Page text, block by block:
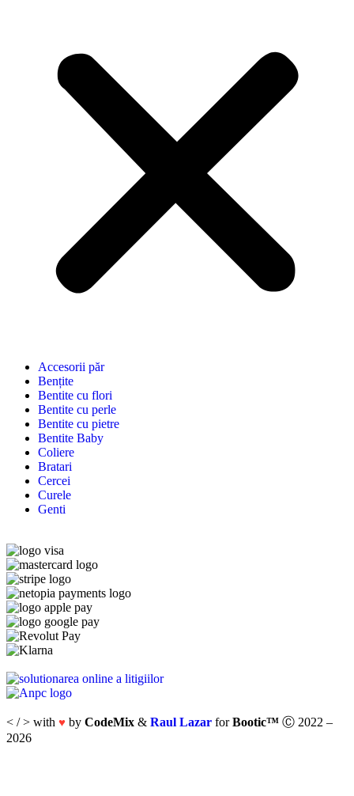
Accesorii păr
Bențite
Bentite cu flori
Bentite cu perle
Bentite cu pietre
Bentite Baby
Coliere
Bratari
Cercei
Curele
Genti
< / > with ♥ by CodeMix & Raul Lazar forBootic™ Ⓒ 2022 –
2026